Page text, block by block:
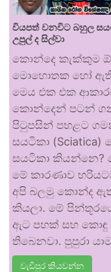
වියපත් වනවිට බහුල
උපුල් ද සිල්වා
කොන්දෙ කැක්කුම
මොහොතක හෝ
මෙය එක එක
කොන්දෙන් පටන්
පිටුපසින් පහළට
සයටිකා
සයටිකා කියන්නෙ?
මේ කාරණාව
අපි බලමු කොන්ද
කියලා. මේ
ඇට පහක් සහ කොඳු
තිබෙනවා. පුපුරා
වැඩිපුර කියවන්න